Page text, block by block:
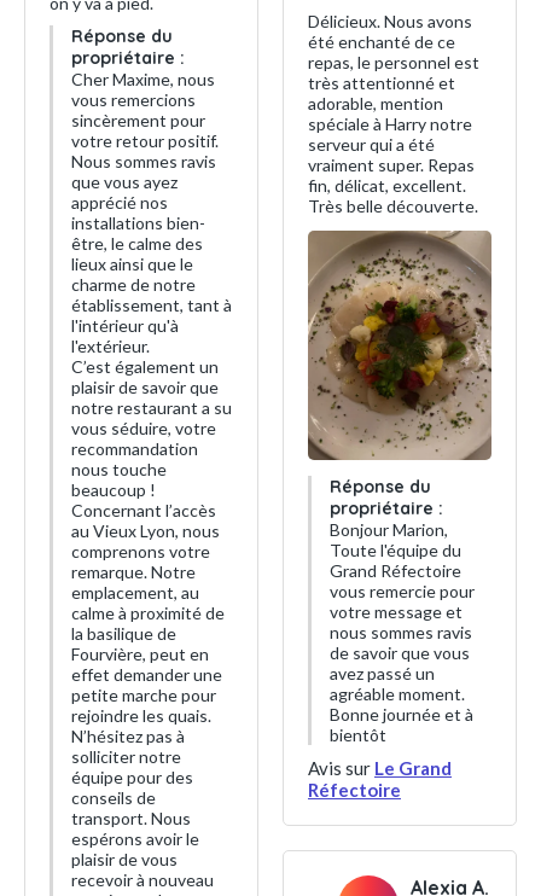
Réponse du
propriétaire :
Cher Maxime, nous
vous remercions
sincèrement pour
votre retour positif.
Nous sommes ravis
que vous ayez
apprécié nos
installations bien-
être, le calme des
lieux ainsi que le
charme de notre
établissement, tant à
l'intérieur qu'à
l'extérieur.
C’est également un
plaisir de savoir que
notre restaurant a su
vous séduire, votre
recommandation
nous touche
beaucoup !
Concernant l’accès
au Vieux Lyon, nous
comprenons votre
remarque. Notre
emplacement, au
calme à proximité de
la basilique de
Fourvière, peut en
effet demander une
petite marche pour
rejoindre les quais.
N’hésitez pas à
solliciter notre
équipe pour des
conseils de
transport. Nous
espérons avoir le
plaisir de vous
recevoir à nouveau
Délicieux. Nous avons
été enchanté de ce
repas, le personnel est
très attentionné et
adorable, mention
spéciale à Harry notre
serveur qui a été
vraiment super. Repas
fin, délicat, excellent.
Très belle découverte.
Réponse du
propriétaire :
Bonjour Marion,
Toute l'équipe du
Grand Réfectoire
vous remercie pour
votre message et
nous sommes ravis
de savoir que vous
avez passé un
agréable moment.
Bonne journée et à
bientôt
Avis sur Le Grand
Réfectoire
Alexia A.